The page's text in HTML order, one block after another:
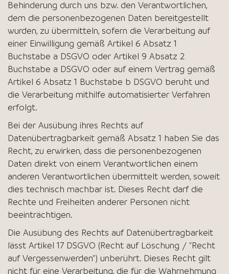
Behinderung durch uns bzw. den Verantwortlichen,
dem die personenbezogenen Daten bereitgestellt
wurden, zu übermitteln, sofern die Verarbeitung auf
einer Einwilligung gemäß Artikel 6 Absatz 1
Buchstabe a DSGVO oder Artikel 9 Absatz 2
Buchstabe a DSGVO oder auf einem Vertrag gemäß
Artikel 6 Absatz 1 Buchstabe b DSGVO beruht und
die Verarbeitung mithilfe automatisierter Verfahren
erfolgt.
Bei der Ausübung ihres Rechts auf
Datenübertragbarkeit gemäß Absatz 1 haben Sie das
Recht, zu erwirken, dass die personenbezogenen
Daten direkt von einem Verantwortlichen einem
anderen Verantwortlichen übermittelt werden, soweit
dies technisch machbar ist. Dieses Recht darf die
Rechte und Freiheiten anderer Personen nicht
beeinträchtigen.
Die Ausübung des Rechts auf Datenübertragbarkeit
lässt Artikel 17 DSGVO (Recht auf Löschung / "Recht
auf Vergessenwerden") unberührt. Dieses Recht gilt
nicht für eine Verarbeitung, die für die Wahrnehmung